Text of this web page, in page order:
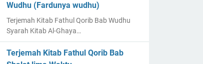
Wudhu (Fardunya wudhu)
Terjemah Kitab Fathul Qorib Bab Wudhu
Syarah Kitab Al-Ghaya…
Terjemah Kitab Fathul Qorib Bab